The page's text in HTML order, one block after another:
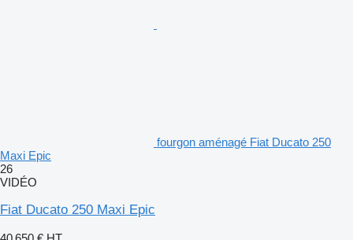
fourgon aménagé Fiat Ducato 250
Maxi Epic
26
VIDÉO
Fiat Ducato 250 Maxi Epic